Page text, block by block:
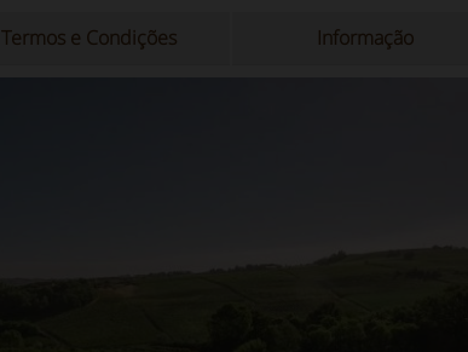
Termos e Condições Informação